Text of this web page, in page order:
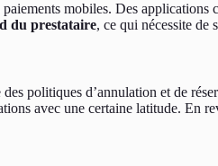
mobiles. Des
du prestataire, ce qui nécessite de
politiques d’annulation et de
avec une certaine latitude.